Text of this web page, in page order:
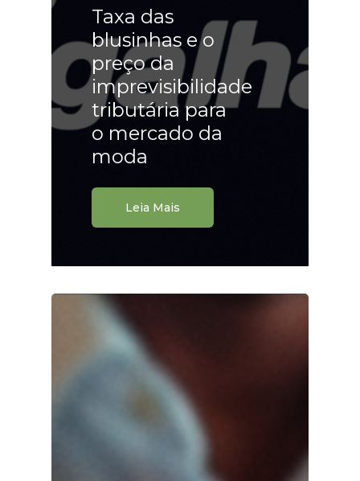
Taxa das
blusinhas e o
preço da
imprevisibilidade
tributária para
o mercado da
moda
Leia Mais